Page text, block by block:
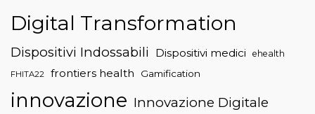
Digital Transformation
Dispositivi Indossabili Dispositivi medici ehealth
FHITA22 frontiers health Gamification
innovazione Innovazione Digitale